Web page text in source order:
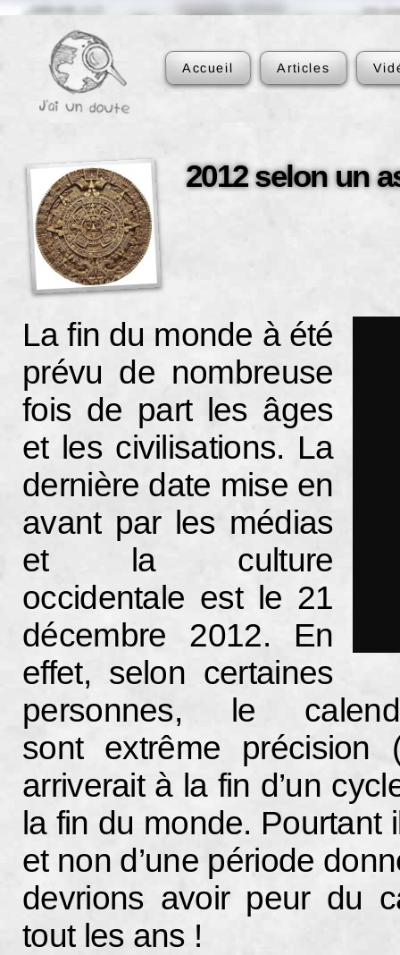
Accueil Articles
2012 selon un
La fin du monde à été
prévu de nombreuse
fois de part les âges
et les civilisations. La
dernière date mise en
avant par les médias
et la culture
occidentale est le 21
décembre 2012. En
effet, selon certaines
personnes, le
sont extrême
arriverait à la fin d’un
la fin du monde. Pourtant
et non d’une période
devrions avoir peur du
tout les ans !